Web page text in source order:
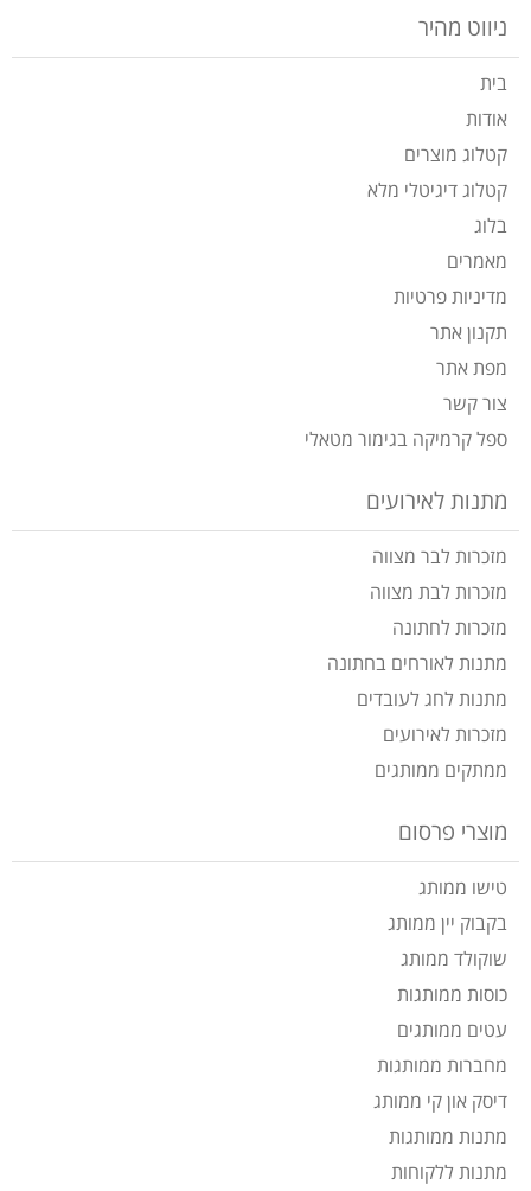
ניווט מהיר
בית
אודות
קטלוג מוצרים
קטלוג דיגיטלי מלא
בלוג
מאמרים
מדיניות פרטיות
תקנון אתר
מפת אתר
צור קשר
ספל קרמיקה בגימור מטאלי
מתנות לאירועים
מזכרות לבר מצווה
מזכרות לבת מצווה
מזכרות לחתונה
מתנות לאורחים בחתונה
מתנות לחג לעובדים
מזכרות לאירועים
ממתקים ממותגים
מוצרי פרסום
טישו ממותג
בקבוק יין ממותג
שוקולד ממותג
כוסות ממותגות
עטים ממותגים
מחברות ממותגות
דיסק און קי ממותג
מתנות ממותגות
מתנות ללקוחות